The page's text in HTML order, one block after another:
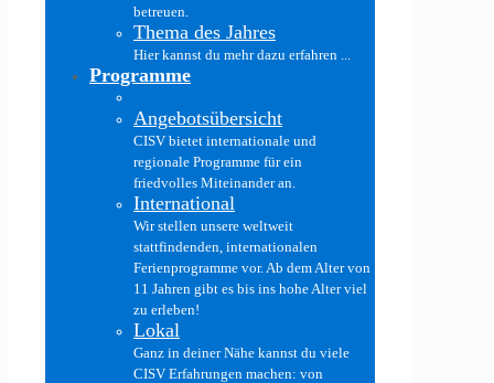
betreuen.
Thema des Jahres
Hier kannst du mehr dazu erfahren ...
Programme
Angebotsübersicht
CISV bietet internationale und
regionale Programme für ein
friedvolles Miteinander an.
International
Wir stellen unsere weltweit
stattfindenden, internationalen
Ferienprogramme vor. Ab dem Alter von
11 Jahren gibt es bis ins hohe Alter viel
zu erleben!
Lokal
Ganz in deiner Nähe kannst du viele
CISV Erfahrungen machen: von